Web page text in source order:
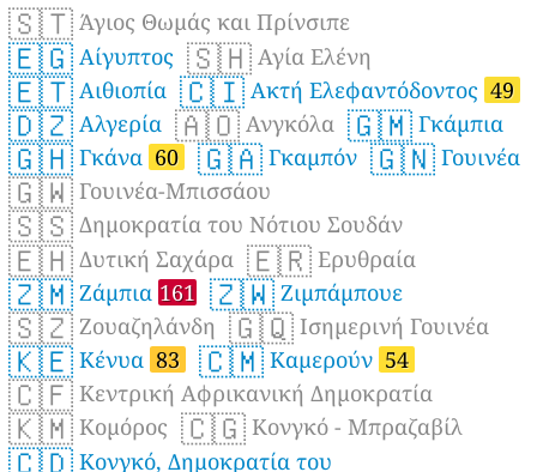
🇸🇹 Άγιος Θωμάς και Πρίνσιπε
🇪🇬 Αίγυπτος 🇸🇭 Αγία Ελένη
🇪🇹 Αιθιοπία 🇨🇮 Ακτή Ελεφαντόδοντος 49
🇩🇿 Αλγερία 🇦🇴 Ανγκόλα 🇬🇲 Γκάμπια
🇬🇭 Γκάνα 60 🇬🇦 Γκαμπόν 🇬🇳 Γουινέα
🇬🇼 Γουινέα-Μπισσάου
🇸🇸 Δημοκρατία του Νότιου Σουδάν
🇪🇭 Δυτική Σαχάρα 🇪🇷 Ερυθραία
🇿🇲 Ζάμπια 161 🇿🇼 Ζιμπάμπουε
🇸🇿 Ζουαζηλάνδη 🇬🇶 Ισημερινή Γουινέα
🇰🇪 Κένυα 83 🇨🇲 Καμερούν 54
🇨🇫 Κεντρική Αφρικανική Δημοκρατία
🇰🇲 Κομόρος 🇨🇬 Κονγκό - Μπραζαβίλ
🇨🇩 Κονγκό, Δημοκρατία του